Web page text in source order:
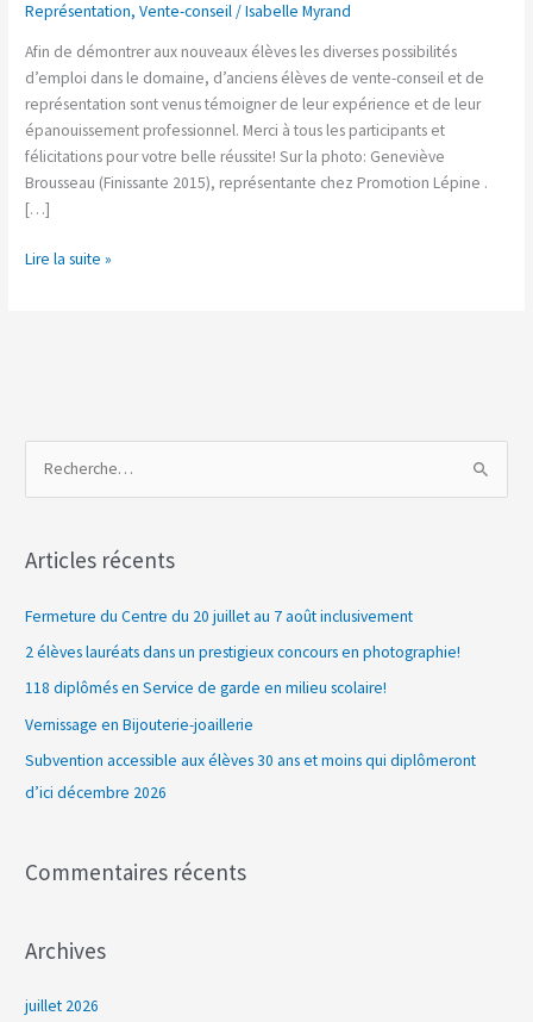
Représentation,Vente-conseil/Isabelle Myrand
Afin de démontrer aux nouveaux élèves les diverses possibilités
d’emploi dans le domaine, d’anciens élèves de vente-conseil et de
représentation sont venus témoigner de leur expérience et de leur
épanouissement professionnel. Merci à tous les participants et
félicitations pour votre belle réussite! Sur la photo: Geneviève
Brousseau (Finissante 2015), représentante chez Promotion Lépine .
[…]
anciens!
Lire la suite »
h
h
e
r
Articles récents
Fermeture du Centre du 20 juillet au 7 août inclusivement
2 élèves lauréats dans un prestigieux concours en photographie!
118 diplômés en Service de garde en milieu scolaire!
Vernissage en Bijouterie-joaillerie
Subvention accessible aux élèves 30 ans et moins qui diplômeront
d’ici décembre 2026
Commentaires récents
Archives
juillet 2026